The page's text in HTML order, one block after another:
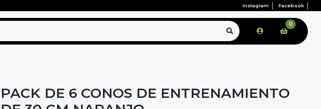
Instagram Facebook
0
PACK DE 6 CONOS DE ENTRENAMIENTO